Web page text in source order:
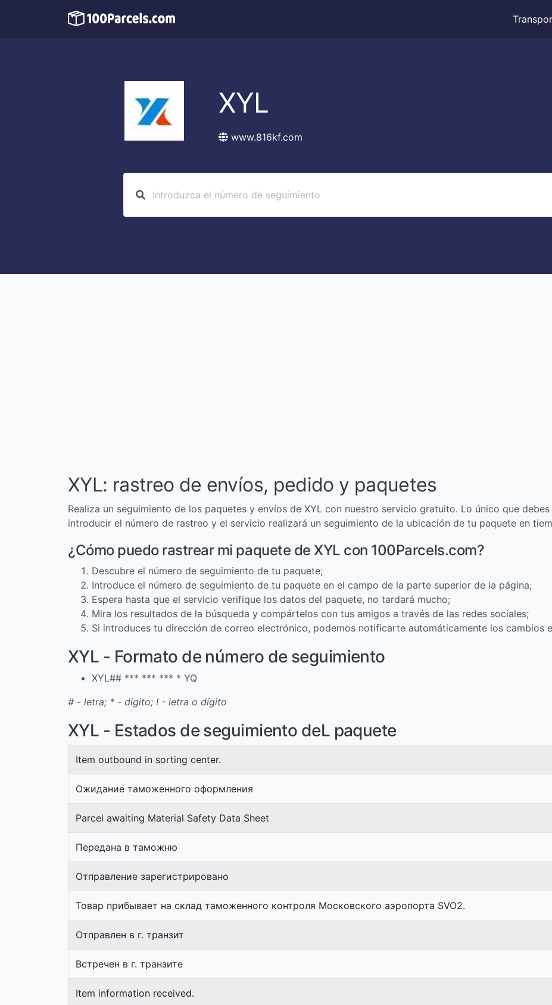
XYL
www.816kf.com
XYL: rastreo de envíos, pedido y paquetes
Realiza un seguimiento de los paquetes y envíos de XYL con nuestro servicio gratuito. Lo único que
introducir el número de rastreo y el servicio realizará un seguimiento de la ubicación de tu paquete en
¿Cómo puedo rastrear mi paquete de XYL con 100Parcels.com?
Descubre el número de seguimiento de tu paquete;
Introduce el número de seguimiento de tu paquete en el campo de la parte superior de la página;
Espera hasta que el servicio verifique los datos del paquete, no tardará mucho;
Mira los resultados de la búsqueda y compártelos con tus amigos a través de las redes sociales;
Si introduces tu dirección de correo electrónico, podemos notificarte automáticamente los cambios
XYL - Formato de número de seguimiento
XYL## *** *** *** * YQ
# - letra; * - dígito; ! - letra o dígito
XYL - Estados de seguimiento deL paquete
Item outbound in sorting center.
Ожидание таможенного оформления
Parcel awaiting Material Safety Data Sheet
Передана в таможню
Отправление зарегистрировано
Товар прибывает на склад таможенного контроля Московского аэропорта SVO2.
Отправлен в г. транзит
Встречен в г. транзите
Item information received.